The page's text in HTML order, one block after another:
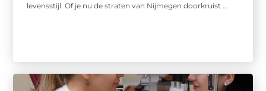
levensstijl. Of je nu de straten van Nijmegen doorkruist ...